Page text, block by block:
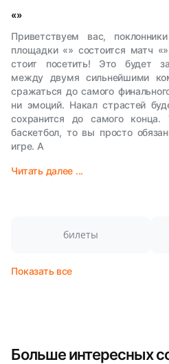
«»
Приветствуем вас,
площадки «» состоится матч
стоит посетить! Это будет
между двумя сильнейшими
сражаться до самого
ни эмоций. Накал страстей
сохранится до самого
баскетбол, то вы просто
игре. А
Читать далее ...
билеты
Показать все
Больше интересных